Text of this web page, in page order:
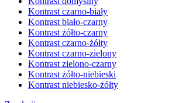
Kontrast czarno-biały
Kontrast biało-czarny
Kontrast żółto-czarny
Kontrast czarno-żółty
Kontrast czarno-zielony
Kontrast zielono-czarny
Kontrast żółto-niebieski
Kontrast niebiesko-żółty